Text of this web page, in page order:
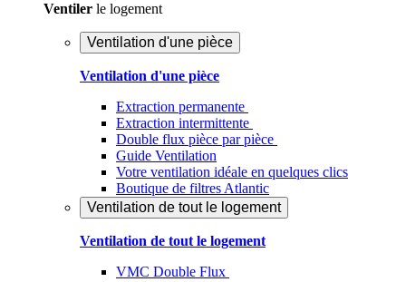
Ventiler le logement
Ventilation d'une pièce
Ventilation d'une pièce
Extraction permanente
Extraction intermittente
Double flux pièce par pièce
Guide Ventilation
Votre ventilation idéale en quelques clics
Boutique de filtres Atlantic
Ventilation de tout le logement
Ventilation de tout le logement
VMC Double Flux